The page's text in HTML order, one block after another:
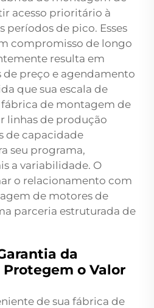
acesso prioritário à
períodos de pico. Esses
compromisso de longo
resulta em
preço e agendamento
que sua escala de
de montagem de
linhas de produção
de capacidade
seu programa,
a variabilidade. O
o relacionamento com
de motores de
parceria estruturada de
da
o Valor
de sua fábrica de